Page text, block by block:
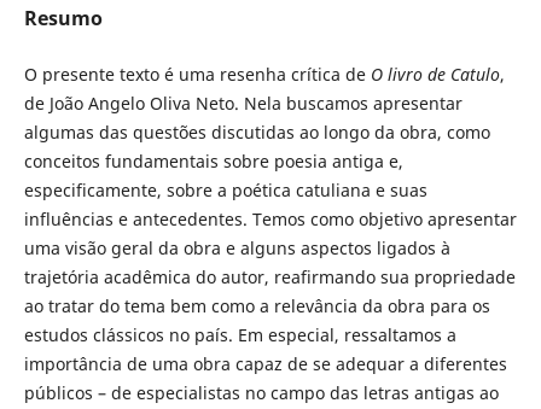
Resumo
O presente texto é uma resenha crítica de O livro de Catulo,
de João Angelo Oliva Neto. Nela buscamos apresentar
algumas das questões discutidas ao longo da obra, como
conceitos fundamentais sobre poesia antiga e,
especificamente, sobre a poética catuliana e suas
influências e antecedentes. Temos como objetivo apresentar
uma visão geral da obra e alguns aspectos ligados à
trajetória acadêmica do autor, reafirmando sua propriedade
ao tratar do tema bem como a relevância da obra para os
estudos clássicos no país. Em especial, ressaltamos a
importância de uma obra capaz de se adequar a diferentes
públicos – de especialistas no campo das letras antigas ao